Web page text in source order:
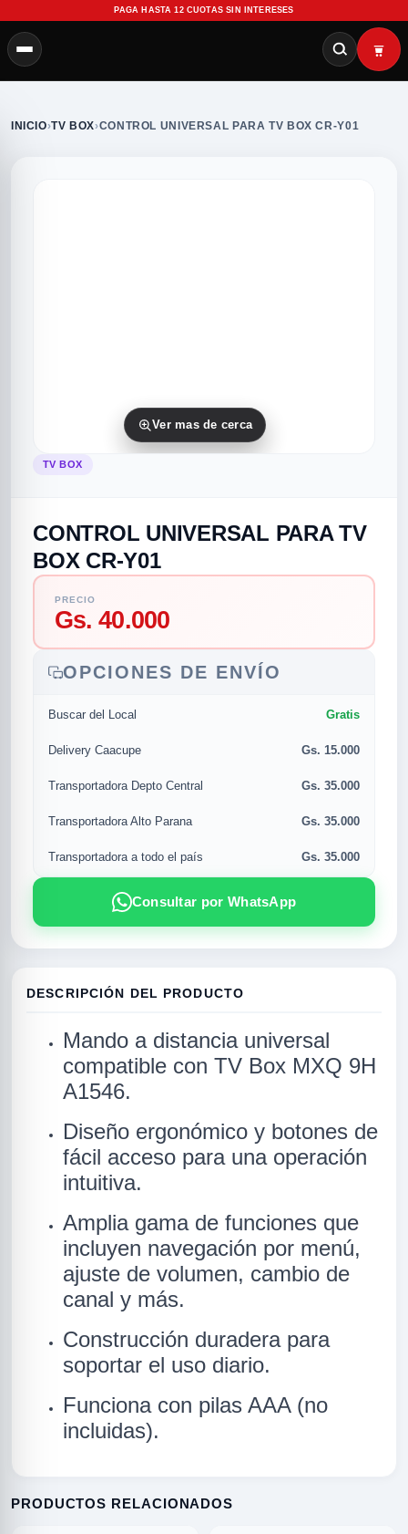
PAGA HASTA 12 CUOTAS SIN INTERESES
categorias
POPULARES
INICIO›TV BOX›CONTROL UNIVERSAL PARA TV BOX CR-Y01
Ver mas de cerca
TV BOX
CONTROL UNIVERSAL PARA TV
BOX CR-Y01
PRECIO
Gs. 40.000
OPCIONES DE ENVÍO
Buscar del Local Gratis
Delivery Caacupe Gs. 15.000
Transportadora Depto Central Gs. 35.000
Transportadora Alto Parana Gs. 35.000
Transportadora a todo el país Gs. 35.000
Consultar por WhatsApp
DESCRIPCIÓN DEL PRODUCTO
Mando a distancia universal
compatible con TV Box MXQ 9H
A1546.
Diseño ergonómico y botones de
fácil acceso para una operación
intuitiva.
Amplia gama de funciones que
incluyen navegación por menú,
ajuste de volumen, cambio de
canal y más.
Construcción duradera para
soportar el uso diario.
Funciona con pilas AAA (no
incluidas).
PRODUCTOS RELACIONADOS